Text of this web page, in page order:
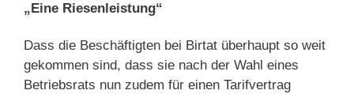
„Eine Riesenleistung“
Dass die Beschäftigten bei Birtat überhaupt so weit
gekommen sind, dass sie nach der Wahl eines
Betriebsrats nun zudem für einen Tarifvertrag